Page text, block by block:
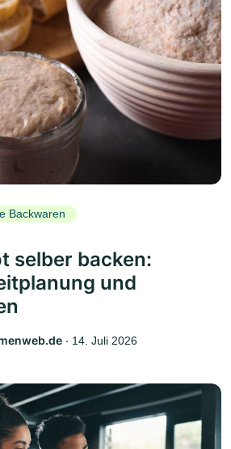
Backwaren
selber backen:
und
‧ 14. Juli 2026